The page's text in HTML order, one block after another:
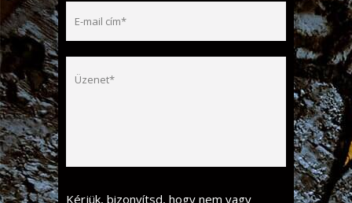
Kérjük, bizonyítsd, hogy nem vagy